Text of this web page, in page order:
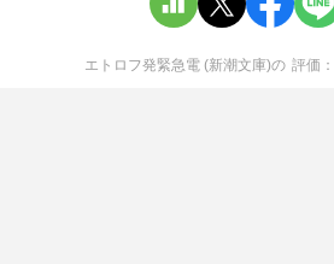
エトロフ発緊急電 (新潮文庫)の 評価